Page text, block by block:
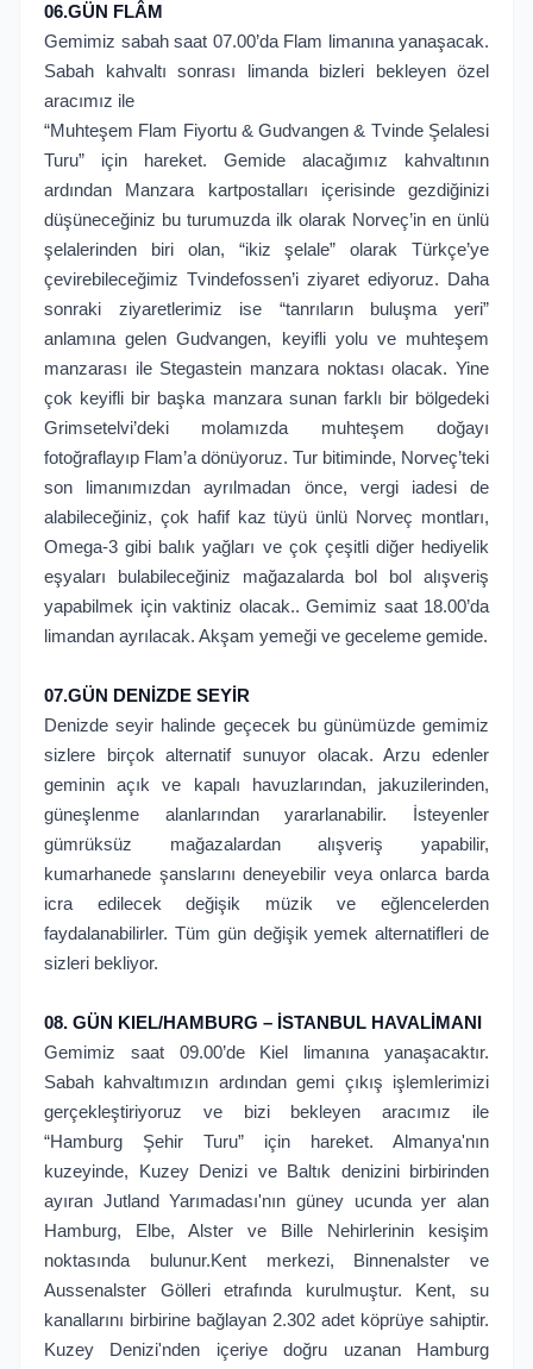
06.GÜN FLÂM
Gemimiz sabah saat 07.00’da Flam limanına yanaşacak.
Sabah kahvaltı sonrası limanda bizleri bekleyen özel
aracımız ile
“Muhteşem Flam Fiyortu & Gudvangen & Tvinde Şelalesi
Turu” için hareket. Gemide alacağımız kahvaltının
ardından Manzara kartpostalları içerisinde gezdiğinizi
düşüneceğiniz bu turumuzda ilk olarak Norveç’in en ünlü
şelalerinden biri olan, “ikiz şelale” olarak Türkçe’ye
çevirebileceğimiz Tvindefossen’i ziyaret ediyoruz. Daha
sonraki ziyaretlerimiz ise “tanrıların buluşma yeri”
anlamına gelen Gudvangen, keyifli yolu ve muhteşem
manzarası ile Stegastein manzara noktası olacak. Yine
çok keyifli bir başka manzara sunan farklı bir bölgedeki
Grimsetelvi’deki molamızda muhteşem doğayı
fotoğraflayıp Flam’a dönüyoruz. Tur bitiminde, Norveç’teki
son limanımızdan ayrılmadan önce, vergi iadesi de
alabileceğiniz, çok hafif kaz tüyü ünlü Norveç montları,
Omega-3 gibi balık yağları ve çok çeşitli diğer hediyelik
eşyaları bulabileceğiniz mağazalarda bol bol alışveriş
yapabilmek için vaktiniz olacak.. Gemimiz saat 18.00’da
limandan ayrılacak. Akşam yemeği ve geceleme gemide.
07.GÜN DENİZDE SEYİR
Denizde seyir halinde geçecek bu günümüzde gemimiz
sizlere birçok alternatif sunuyor olacak. Arzu edenler
geminin açık ve kapalı havuzlarından, jakuzilerinden,
güneşlenme alanlarından yararlanabilir. İsteyenler
gümrüksüz mağazalardan alışveriş yapabilir,
kumarhanede şanslarını deneyebilir veya onlarca barda
icra edilecek değişik müzik ve eğlencelerden
faydalanabilirler. Tüm gün değişik yemek alternatifleri de
sizleri bekliyor.
08. GÜN KIEL/HAMBURG – İSTANBUL HAVALİMANI
Gemimiz saat 09.00’de Kiel limanına yanaşacaktır.
Sabah kahvaltımızın ardından gemi çıkış işlemlerimizi
gerçekleştiriyoruz ve bizi bekleyen aracımız ile
“Hamburg Şehir Turu” için hareket. Almanya'nın
kuzeyinde, Kuzey Denizi ve Baltık denizini birbirinden
ayıran Jutland Yarımadası'nın güney ucunda yer alan
Hamburg, Elbe, Alster ve Bille Nehirlerinin kesişim
noktasında bulunur.Kent merkezi, Binnenalster ve
Aussenalster Gölleri etrafında kurulmuştur. Kent, su
kanallarını birbirine bağlayan 2.302 adet köprüye sahiptir.
Kuzey Denizi'nden içeriye doğru uzanan Hamburg